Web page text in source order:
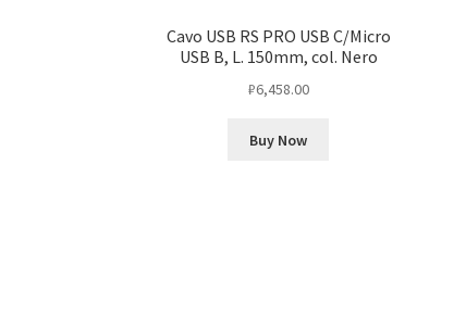
Cavo USB RS PRO USB C/Micro
USB B, L. 150mm, col. Nero
₽6,458.00
Buy Now